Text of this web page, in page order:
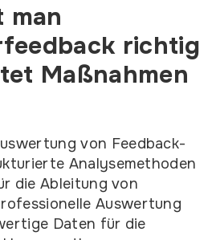
man
richtig
Maßnahmen
von Feedback-
Analysemethoden
die Ableitung von
Auswertung
Daten für die